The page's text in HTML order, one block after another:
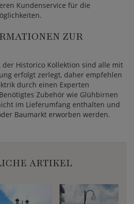
Kundenservice für die
ZUR
Historico Kollektion sind alle mit
erfolgt zerlegt, daher empfehlen
durch einen Experten
Zubehör wie Glühbirnen
im Lieferumfang enthalten und
Baumarkt erworben werden.
ARTIKEL